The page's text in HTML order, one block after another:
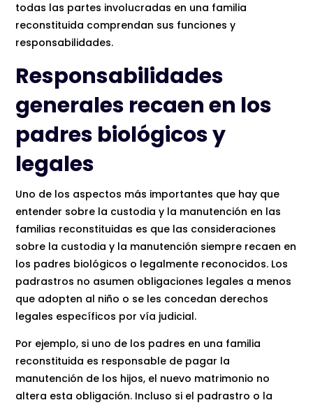
todas las partes involucradas en una familia
reconstituida comprendan sus funciones y
responsabilidades.
Responsabilidades
generales recaen en los
padres biológicos y
legales
Uno de los aspectos más importantes que hay que
entender sobre la custodia y la manutención en las
familias reconstituidas es que las consideraciones
sobre la custodia y la manutención siempre recaen en
los padres biológicos o legalmente reconocidos. Los
padrastros no asumen obligaciones legales a menos
que adopten al niño o se les concedan derechos
legales específicos por vía judicial.
Por ejemplo, si uno de los padres en una familia
reconstituida es responsable de pagar la
manutención de los hijos, el nuevo matrimonio no
altera esta obligación. Incluso si el padrastro o la